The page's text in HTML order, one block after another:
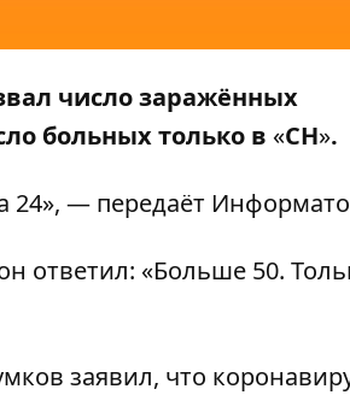
число заражённых
больных только в «СН».
24», — передаёт
ответил: «Больше 50.
заявил, что